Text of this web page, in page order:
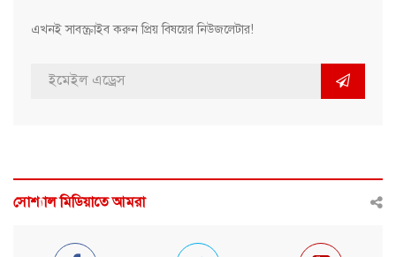
এখনই সাবস্ক্রাইব করুন প্রিয় বিষয়ের নিউজলেটার!
সোশ্যাল মিডিয়াতে আমরা